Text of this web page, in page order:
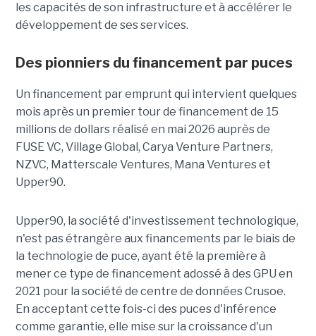
les capacités de son infrastructure et à accélérer le
développement de ses services.
Des pionniers du financement par puces
Un financement par emprunt qui intervient quelques
mois après un premier tour de financement de 15
millions de dollars réalisé en mai 2026 auprès de
FUSE VC, Village Global, Carya Venture Partners,
NZVC, Matterscale Ventures, Mana Ventures et
Upper90.
Upper90, la société d'investissement technologique,
n'est pas étrangère aux financements par le biais de
la technologie de puce, ayant été la première à
mener ce type de financement adossé à des GPU en
2021 pour la société de centre de données Crusoe.
En acceptant cette fois-ci des puces d'inférence
comme garantie, elle mise sur la croissance d'un